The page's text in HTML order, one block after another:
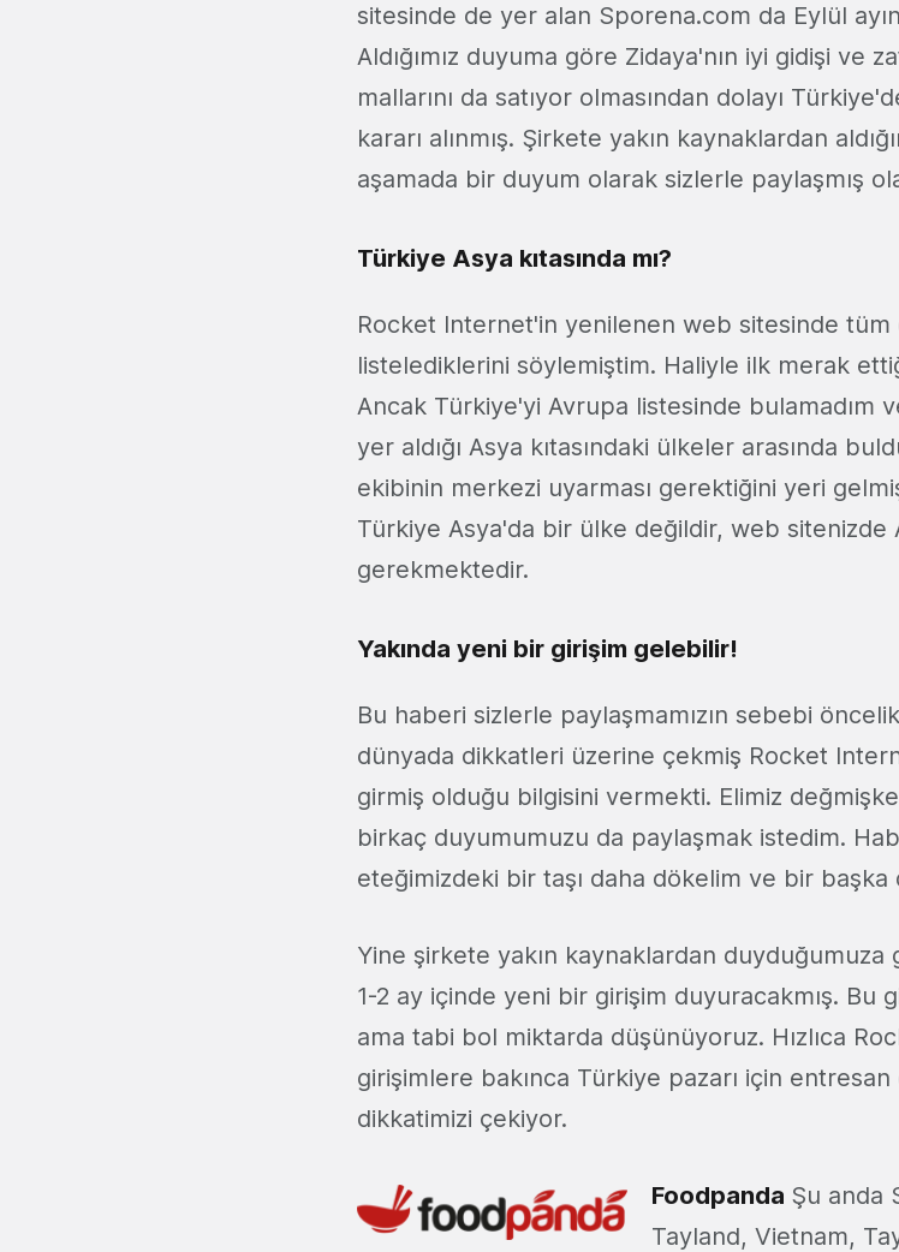
sitesinde de yer alan Sporena.com da Eylül
Aldığımız duyuma göre Zidaya'nın iyi gidişi ve
mallarını da satıyor olmasından dolayı
kararı alınmış. Şirkete yakın kaynaklardan
aşamada bir duyum olarak sizlerle paylaşmış
Türkiye Asya kıtasında mı?
Rocket Internet'in yenilenen web sitesinde tüm
listelediklerini söylemiştim. Haliyle ilk merak
Ancak Türkiye'yi Avrupa listesinde bulamadım
yer aldığı Asya kıtasındaki ülkeler arasında
ekibinin merkezi uyarması gerektiğini yeri
Türkiye Asya'da bir ülke değildir, web sitenizde
gerekmektedir.
Yakında yeni bir girişim gelebilir!
Bu haberi sizlerle paylaşmamızın sebebi
dünyada dikkatleri üzerine çekmiş Rocket
girmiş olduğu bilgisini vermekti. Elimiz
birkaç duyumumuzu da paylaşmak istedim.
eteğimizdeki bir taşı daha dökelim ve bir başka
Yine şirkete yakın kaynaklardan
1-2 ay içinde yeni bir girişim duyuracakmış. Bu
ama tabi bol miktarda düşünüyoruz. Hızlıca
girişimlere bakınca Türkiye pazarı için
dikkatimizi çekiyor.
Foodpanda Şu anda
Tayland, Vietnam,